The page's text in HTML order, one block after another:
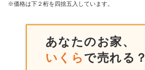
2,200
千葉県鎌ヶ谷市東道野辺四丁目
更地 土地面積:
※価格は下２桁を四捨五入しています。
あなたのお家、
いくらで売れる？